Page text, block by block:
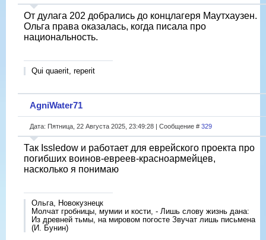
От дулага 202 добрались до концлагеря Маутхаузен.
Ольга права оказалась, когда писала про
национальность.
Qui quaerit, reperit
AgniWater71
Дата: Пятница, 22 Августа 2025, 23:49:28 | Сообщение # 329
Так Issledow и работает для еврейского проекта про
погибших воинов-евреев-красноармейцев,
насколько я понимаю
Ольга, Новокузнецк
Молчат гробницы, мумии и кости, - Лишь слову жизнь дана:
Из древней тьмы, на мировом погосте Звучат лишь письмена
(И. Бунин)